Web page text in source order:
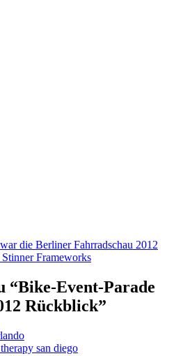
die Berliner Fahrradschau 2012
Frameworks
“Bike-Event-Parade
Rückblick”
san diego